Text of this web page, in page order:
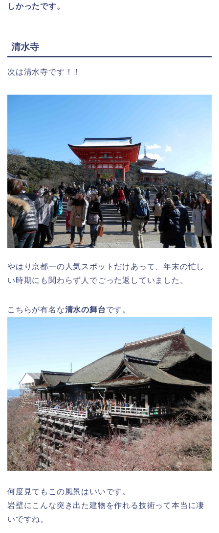
しかったです。
清水寺
次は清水寺です！！
やはり京都一の人気スポットだけあって、年末の忙し
い時期にも関わらず人でごった返していました。
こちらが有名な清水の舞台です。
何度見てもこの風景はいいです。
岩壁にこんな突き出た建物を作れる技術って本当に凄
いですね。